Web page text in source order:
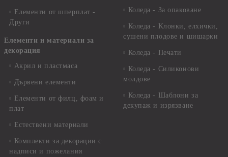
Елементи от шперплат -
Други
Елементи и материали за
декорация
Акрил и пластмаса
Дървени елементи
Елементи от филц, фоам и
плат
Естествени материали
Комплекти за декорации с
надписи и пожелания
Коледа - За опаковане
Коледа - Kлонки, елхички,
сушени плодове и шишарки
Коледа - Печати
Коледа - Силиконови
молдове
Коледа - Шаблони за
декупаж и изрязване